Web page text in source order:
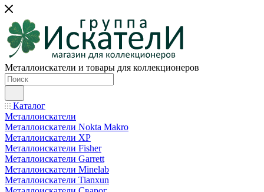
Металлоискатели и товары для коллекционеров
Каталог
Металлоискатели
Металлоискатели Nokta Makro
Металлоискатели XP
Металлоискатели Fisher
Металлоискатели Garrett
Металлоискатели Minelab
Металлоискатели Tianxun